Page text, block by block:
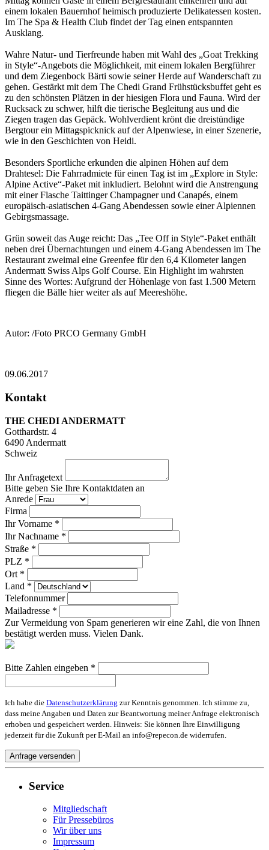
einem lokalen Bauernhof heimisch produzierte Delikatessen kosten.
Im The Spa & Health Club findet der Tag einen entspannten
Ausklang.
Wahre Natur- und Tierfreunde haben mit Wahl des „Goat Trekking
in Style“-Angebots die Möglichkeit, mit einem lokalen Bergführer
und dem Ziegenbock Bärti sowie seiner Herde auf Wanderschaft zu
gehen. Gestärkt mit dem The Chedi Grand Frühstücksbuffet geht es
zu den schönsten Plätzen in der hiesigen Flora und Fauna. Wird der
Rucksack zu schwer, hilft die tierische Begleitung aus und die
Ziegen tragen das Gepäck. Wohlverdient krönt die dreistündige
Bergtour ein Mittagspicknick auf der Alpenwiese, in einer Szenerie,
wie in den Geschichten von Heidi.
Besonders Sportliche erkunden die alpinen Höhen auf dem
Drahtesel: Die Fahrradmiete für einen Tag ist im „Explore in Style:
Alpine Active“-Paket mit inkludiert. Belohnt wird die Anstrengung
mit einer Flasche Taittinger Champagner und Canapés, einem
europäisch-asiatischen 4-Gang Abendessen sowie einer Alpiennen
Gebirgsmassage.
Grün soweit das Auge reicht: Das „Tee Off in Style“-Paket enthält
neben drei Übernachtungen und einem 4-Gang Abendessen im The
Restaurant zweimal eine Greenfee für den 6,4 Kilometer langen
Andermatt Swiss Alps Golf Course. Ein Highlight im wahrsten
Sinne des Wortes: Aufgrund der Höhenlage von fast 1.500 Metern
fliegen die Bälle hier weiter als auf Meereshöhe.
Autor: /Foto PRCO Germany GmbH
09.06.2017
Kontakt
THE CHEDI ANDERMATT
Gotthardstr. 4
6490 Andermatt
Schweiz
Ihr Anfragetext
Bitte geben Sie Ihre Kontaktdaten an
Anrede
Firma
Ihr Vorname *
Ihr Nachname *
Straße *
PLZ *
Ort *
Land *
Telefonnummer
Mailadresse *
Zur Vermeidung von Spam generieren wir eine Zahl, die von Ihnen
bestätigt werden muss. Vielen Dank.
Bitte Zahlen eingeben *
Ich habe die Datenschutzerklärung zur Kenntnis genommen. Ich stimme zu,
dass meine Angaben und Daten zur Beantwortung meiner Anfrage elektronisch
erhoben und gespeichert werden. Hinweis: Sie können Ihre Einwilligung
jederzeit für die Zukunft per E-Mail an info@repecon.de widerrufen.
Service
Mitgliedschaft
Für Pressebüros
Wir über uns
Impressum